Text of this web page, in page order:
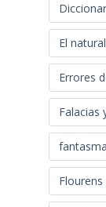
El
Errores
Falacias
Flourens